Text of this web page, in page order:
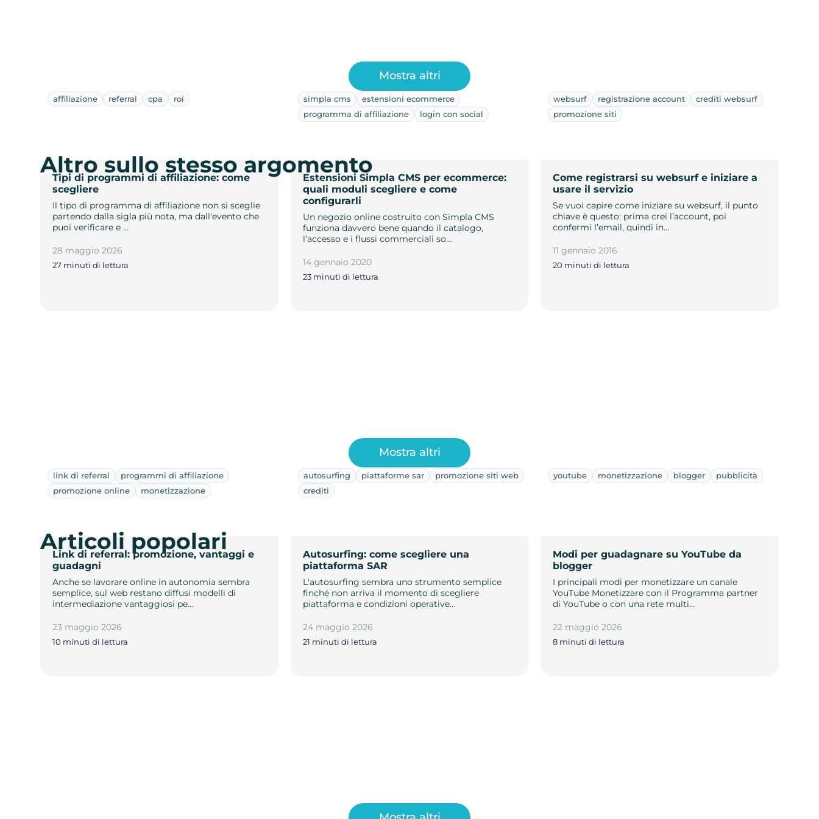
affiliazione referral cpa roi
Tipi di programmi di affiliazione: come
scegliere
Il tipo di programma di affiliazione non si sceglie
partendo dalla sigla più nota, ma dall'evento che
puoi verificare e …
28 maggio 2026
27 minuti di lettura
simpla cms
estensioni ecommerce
programma di affiliazione
login con social
Estensioni Simpla CMS per ecommerce:
quali moduli scegliere e come
configurarli
Un negozio online costruito con Simpla CMS
funziona davvero bene quando il catalogo,
l’accesso e i flussi commerciali so…
14 gennaio 2020
23 minuti di lettura
websurf registrazione account
crediti websurf
promozione siti
Come registrarsi su websurf e iniziare a
usare il servizio
Se vuoi capire come iniziare su websurf, il punto
chiave è questo: prima crei l’account, poi
confermi l’email, quindi in…
11 gennaio 2016
20 minuti di lettura
Mostra altri
Altro sullo stesso argomento
link di referral
programmi di affiliazione
promozione online
monetizzazione
Link di referral: promozione, vantaggi e
guadagni
Anche se lavorare online in autonomia sembra
semplice, sul web restano diffusi modelli di
intermediazione vantaggiosi pe…
23 maggio 2026
10 minuti di lettura
autosurfing piattaforme sar
promozione siti web
crediti
Autosurfing: come scegliere una
piattaforma SAR
L'autosurfing sembra uno strumento semplice
finché non arriva il momento di scegliere
piattaforma e condizioni operative…
24 maggio 2026
21 minuti di lettura
youtube monetizzazione blogger pubblicità
Modi per guadagnare su YouTube da
blogger
I principali modi per monetizzare un canale
YouTube Monetizzare con il Programma partner
di YouTube o con una rete multi…
22 maggio 2026
8 minuti di lettura
Mostra altri
Articoli popolari